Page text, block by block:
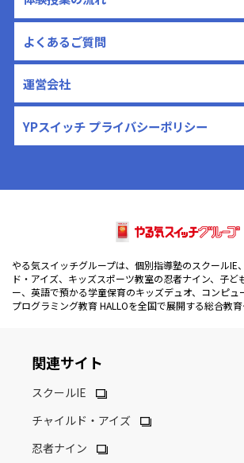
よくあるご質問
運営会社
YPスイッチ プライバシーポリシー
やる気スイッチグループは、個別指導塾のスクールIE
ド・アイズ、キッズスポーツ教室の忍者ナイン、子
ー、英語で預かる学童保育のキッズデュオ、コンピュ
プログラミング教育 HALLOを全国で展開する総合教育
関連サイト
スクールIE
チャイルド・アイズ
忍者ナイン